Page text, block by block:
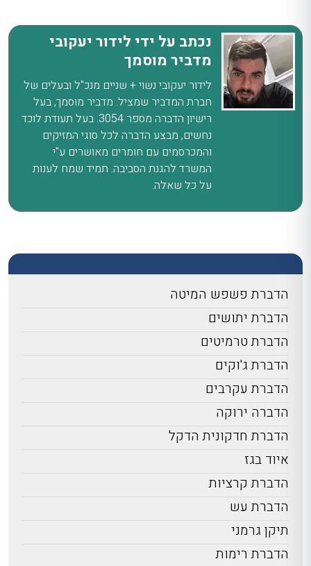
נכתב על ידי לידור יעקובי
מדביר מוסמך
לידור יעקובי נשוי + שניים מנכ"ל ובעלים של
חברת המדביר שמציל. מדביר מוסמך, בעל
רישיון הדברה מספר 3054. בעל תעודת לוכד
נחשים, מבצע הדברה לכל סוגי המזיקים
והמכרסמים עם חומרים מאושרים ע"י
המשרד להגנת הסביבה. תמיד שמח לענות
על כל שאלה.
הדברת פשפש המיטה
הדברת יתושים
הדברת טרמיטים
הדברת ג'וקים
הדברת עקרבים
הדברה ירוקה
הדברת חדקונית הדקל
איוד בגז
הדברת קרציות
הדברת עש
תיקן גרמני
הדברת רימות